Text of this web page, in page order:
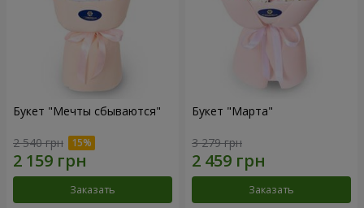
Букет "Мечты сбываются"
2 540 грн
Заказать
Букет "Марта"
3 279 грн
Заказать